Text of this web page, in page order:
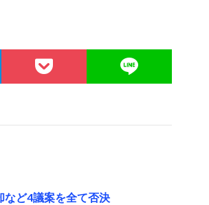
など4議案を全て否決